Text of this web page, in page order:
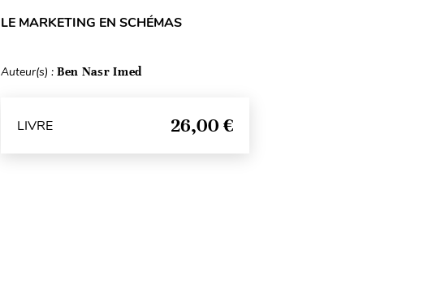
LE MARKETING EN SCHÉMAS
Auteur(s) : Ben Nasr Imed
LIVRE 26,00 €